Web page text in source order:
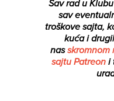
Sav rad u
sav
troškove sajta,
kuća i
nasskromnom
sajtu Patreon i